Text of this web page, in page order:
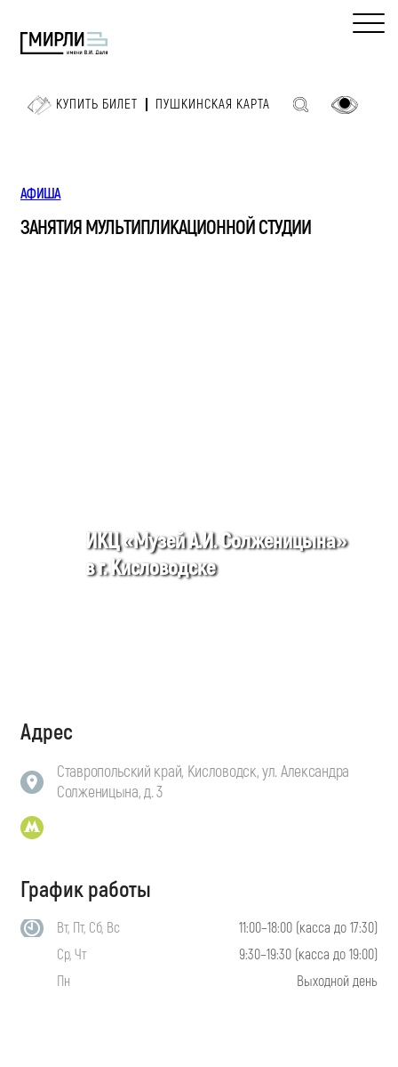
КУПИТЬ БИЛЕТ ПУШКИНСКАЯ КАРТА
АФИША
ЗАНЯТИЯ МУЛЬТИПЛИКАЦИОННОЙ СТУДИИ
ИКЦ «Музей А.И. Солженицына»
в г. Кисловодске
Адрес
Ставропольский край, Кисловодск, ул. Александра
Солженицына, д. 3
График работы
Вт, Пт, Сб, Вс
11:00–18:00 (касса до 17:30)
Ср, Чт
9:30–19:30 (касса до 19:00)
Пн
Выходной день